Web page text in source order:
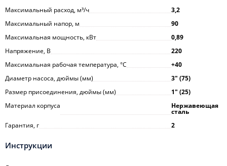
Максимальный расход, м³/ч
3,2
Максимальный напор, м
90
Максимальная мощность, кВт
0,89
Напряжение, В
220
Максимальная рабочая температура, °С
+40
Диаметр насоса, дюймы (мм)
3ʺ (75)
Размер присоединения, дюймы (мм)
1ʺ (25)
Материал корпуса
Нержавеющая
сталь
Гарантия, г
2
Инструкции